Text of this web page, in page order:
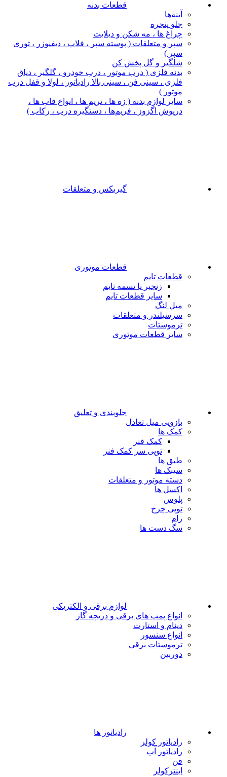
قطعات بدنه
آینه‌ها
جلو پنجره
چراغ‌ ها ، مه‌ شکن و دیلایت
سپر و متعلقات ( پوسته سپر ، فلاپ ، دیفیوزر ، توری
سپر )
شلگیر و گل‌ پخش‌ کن
بدنه فلزی ( درب موتور ، درب خودرو ، گلگیر ، دیاق
فلزی ، سینی فن ، سینی بالا رادیاتور ، لولا و قفل درب
موتور )
سایر لوازم بدنه ( زه ها ، تریم ها ، انواع قاب ها ،
درپوش اگزوز ، فریم‌ها ، دستگیره درب ، رکاب )
گیربکس و متعلقات
قطعات موتوری
قطعات تایم
زنجیر یا تسمه تایم
سایر قطعات تایم
میل لنگ
سرسیلندر و متعلقات
ترموستات
سایر قطعات موتوری
جلوبندی و تعلیق
بازویی میل تعادل
کمک ها
کمک فنر
توپی سر کمک فنر
طبق ها
سیبک ها
دسته موتور و متعلقات
اکسل ها
پلوس
توپی چرخ
رام
سگ دست ها
لوازم برقی و الکتریکی
انواع پمپ های برقی و دریچه گاز
دینام و استارت
انواع سنسور
ترموستات برقی
دوربین
رادیاتور ها
رادیاتور کولر
رادیاتور آب
فن
اینترکولر